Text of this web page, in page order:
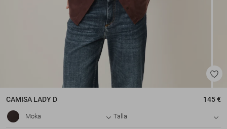
CAMISA LADY D 145 €
Moka Talla